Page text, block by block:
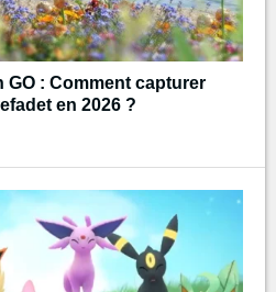
GO : Comment capturer
en 2026 ?